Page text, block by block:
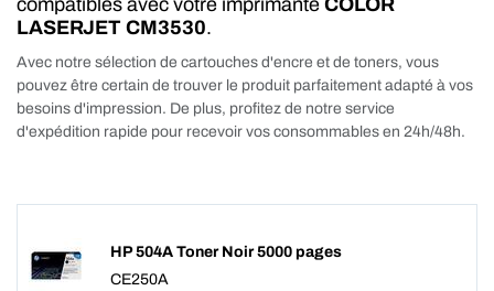
compatibles avec votre imprimante COLOR
LASERJET CM3530.
Avec notre sélection de cartouches d'encre et de toners, vous
pouvez être certain de trouver le produit parfaitement adapté à vos
besoins d'impression. De plus, profitez de notre service
d'expédition rapide pour recevoir vos consommables en 24h/48h.
HP 504A Toner Noir 5000 pages
CE250A